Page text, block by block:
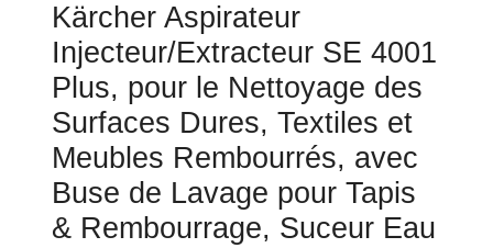
Kärcher Aspirateur
Injecteur/Extracteur SE 4001
Plus, pour le Nettoyage des
Surfaces Dures, Textiles et
Meubles Rembourrés, avec
Buse de Lavage pour Tapis
& Rembourrage, Suceur Eau